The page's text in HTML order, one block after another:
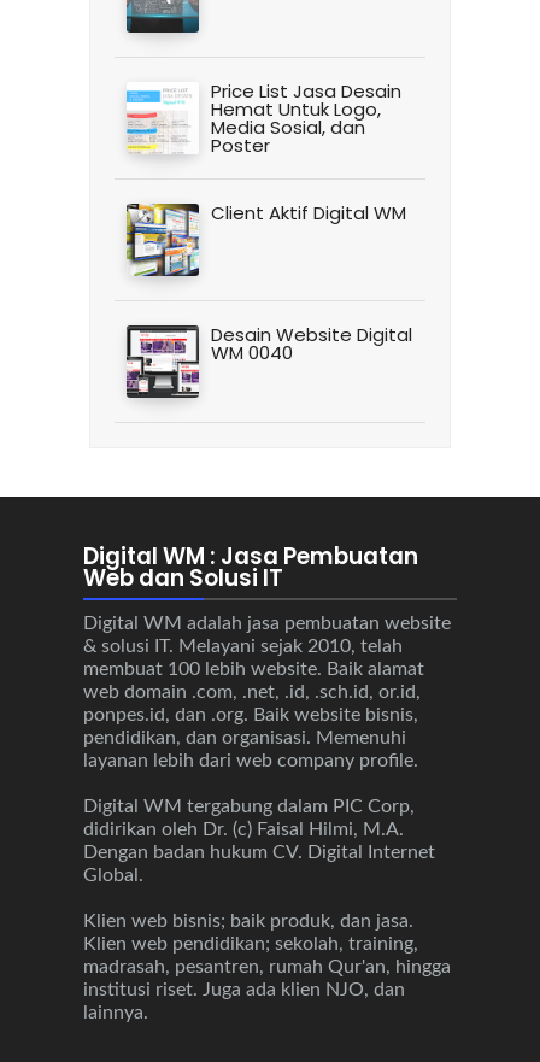
Price List Jasa Desain
Hemat Untuk Logo,
Media Sosial, dan
Poster
Client Aktif Digital WM
Desain Website Digital
WM 0040
Digital WM : Jasa Pembuatan
Web dan Solusi IT
Digital WM adalah jasa pembuatan website
& solusi IT. Melayani sejak 2010, telah
membuat 100 lebih website. Baik alamat
web domain .com, .net, .id, .sch.id, or.id,
ponpes.id, dan .org. Baik website bisnis,
pendidikan, dan organisasi. Memenuhi
layanan lebih dari web company profile.
Digital WM tergabung dalam PIC Corp,
didirikan oleh Dr. (c) Faisal Hilmi, M.A.
Dengan badan hukum CV. Digital Internet
Global.
Klien web bisnis; baik produk, dan jasa.
Klien web pendidikan; sekolah, training,
madrasah, pesantren, rumah Qur'an, hingga
institusi riset. Juga ada klien NJO, dan
lainnya.